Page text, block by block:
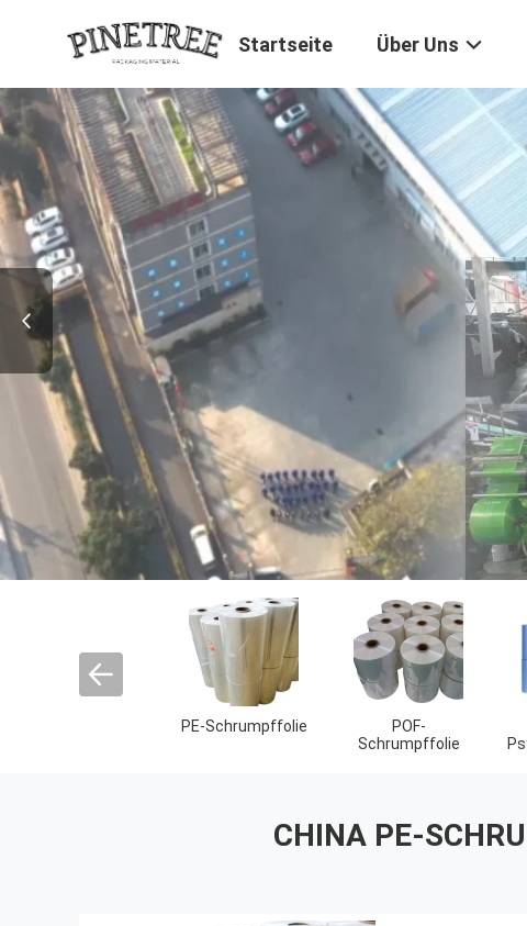
Startseite Über Uns
Schrumpfen von
Kunststoff-
Taschen für
CHINA PE-